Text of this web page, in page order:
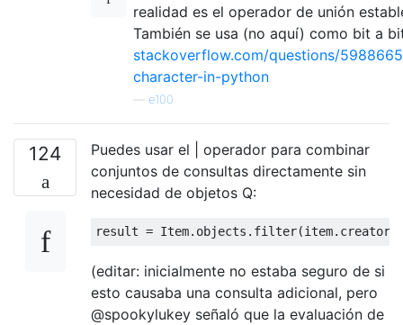
realidad es el operador de unión
También se usa (no aquí) como bit a
stackoverflow.com/questions/
character-in-python
e100
124
Puedes usar el | operador para combinar
conjuntos de consultas directamente sin
necesidad de objetos Q:
result = Item. objects . filter(item. creator
(editar: inicialmente no estaba seguro de si
esto causaba una consulta adicional, pero
@spookylukey señaló que la evaluación de